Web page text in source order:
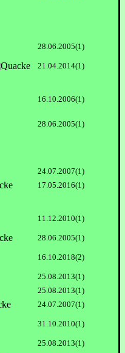
28.06.2005(1)
21.04.2014(1)
16.10.2006(1)
28.06.2005(1)
24.07.2007(1)
17.05.2016(1)
11.12.2010(1)
28.06.2005(1)
16.10.2018(2)
25.08.2013(1)
25.08.2013(1)
24.07.2007(1)
31.10.2010(1)
25.08.2013(1)